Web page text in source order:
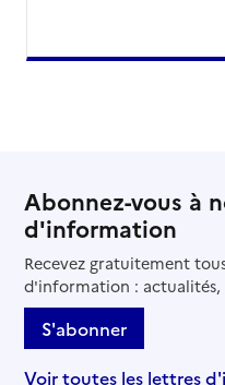
Abonnez-vous à
d'information
Recevez gratuitement
d'information : actualités,
S'abonner
Voir toutes les lettres